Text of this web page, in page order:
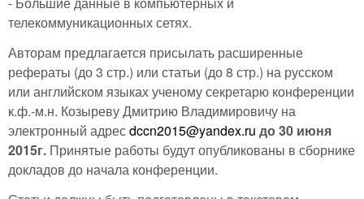
телекоммуникационных сетях.
Авторам предлагается присылать расширенные
рефераты (до 3 стр.) или статьи (до 8 стр.) на русском
или английском языках ученому секретарю конференции
к.ф.-м.н. Козыреву Дмитрию Владимировичу на
электронный адресdccn2015@yandex.ru до 30 июня
2015г. Принятые работы будут опубликованы в сборнике
докладов до начала конференции.